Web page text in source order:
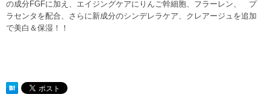
の成分FGFに加え、エイジングケアにりんご幹細胞、フラーレン、 プ
ラセンタを配合、さらに新成分のシンデレラケア、クレアージュを追加
で美白＆保湿！！